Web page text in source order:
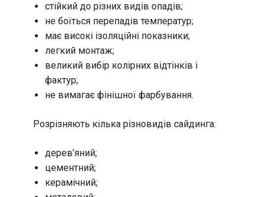
стійкий до різних видів опадів;
не боїться перепадів температур;
має високі ізоляційні показники;
легкий монтаж;
великий вибір колірних відтінків і
фактур;
не вимагає фінішної фарбування.
Розрізняють кілька різновидів сайдинга:
дерев’яний;
цементний;
керамічний;